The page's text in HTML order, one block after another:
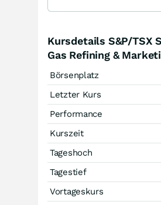
Kursdetails S&P/TSX
Gas Refining &
Börsenplatz
Letzter Kurs
Performance
Kurszeit
Tageshoch
Tagestief
Vortageskurs